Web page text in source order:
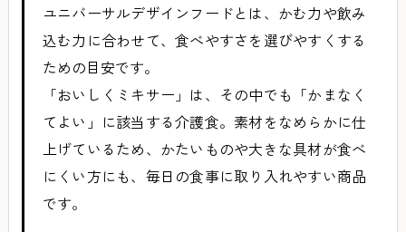
ユニバーサルデザインフードとは、かむ力や飲み
込む力に合わせて、食べやすさを選びやすくする
ための目安です。
「おいしくミキサー」は、その中でも「かまなく
てよい」に該当する介護食。素材をなめらかに仕
上げているため、かたいものや大きな具材が食べ
にくい方にも、毎日の食事に取り入れやすい商品
です。